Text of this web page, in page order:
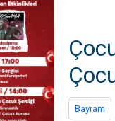
Bayram